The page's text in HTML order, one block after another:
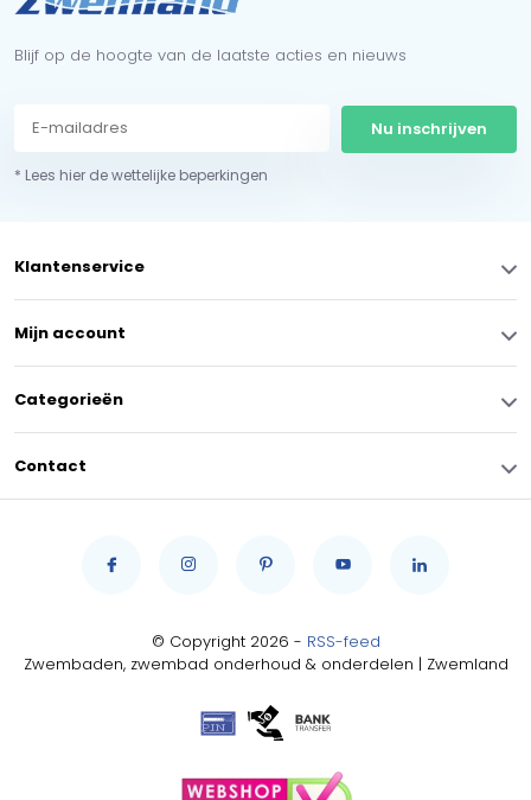
Blijf op de hoogte van de laatste acties en nieuws
Nu inschrijven
* Lees hier de wettelijke beperkingen
Klantenservice
Mijn account
Categorieën
Contact
© Copyright 2026 - RSS-feed
Zwembaden, zwembad onderhoud & onderdelen | Zwemland